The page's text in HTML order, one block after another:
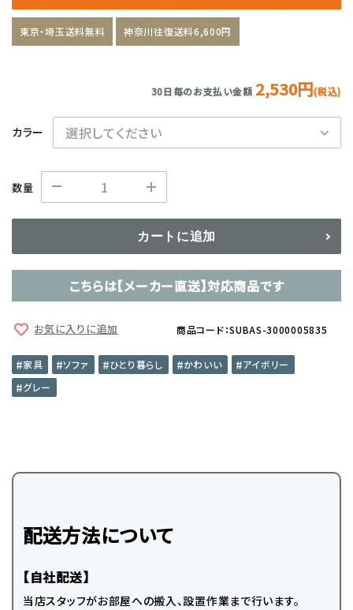
東京・埼玉送料無料 神奈川往復送料6,600円
30日毎のお支払い金額 2,530円(税込)
カラー
数量
カートに追加
こちらは【メーカー直送】対応商品です
お気に入りに追加 商品コード：SUBAS-3000005835
家具 ソファ ひとり暮らし かわいい
アイボリー
グレー
配送方法について
【自社配送】
当店スタッフがお部屋への搬入、設置作業まで行います。